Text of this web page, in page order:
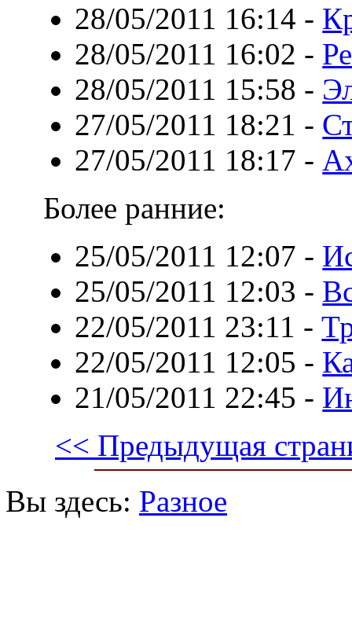
28/05/2011 16:14 -
28/05/2011 16:02 -
28/05/2011 15:58 -
27/05/2011 18:21 -
27/05/2011 18:17 -
Более ранние:
25/05/2011 12:07 -
25/05/2011 12:03 -
22/05/2011 23:11 -
22/05/2011 12:05 -
21/05/2011 22:45 -
<< Предыдущая
Вы здесь: Разное